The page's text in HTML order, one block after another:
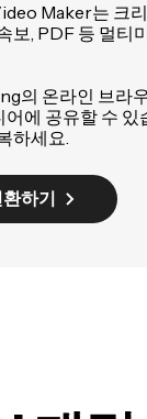
Maker는 크
보, PDF 등 멀티
의 온라인 브라
에 공유할 수 있
하세요.
하기